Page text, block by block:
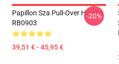
Papillon Sza Pull-Over Hoodie
RB0903
39,51 € - 45,95 €
-20%